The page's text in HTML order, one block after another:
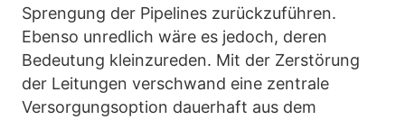
Sprengung der Pipelines zurückzuführen.
Ebenso unredlich wäre es jedoch, deren
Bedeutung kleinzureden. Mit der Zerstörung
der Leitungen verschwand eine zentrale
Versorgungsoption dauerhaft aus dem